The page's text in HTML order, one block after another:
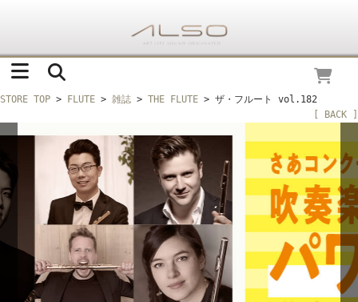
STORE TOP > FLUTE > 雑誌 > THE FLUTE > ザ・フルート vol.182
[ BACK ]